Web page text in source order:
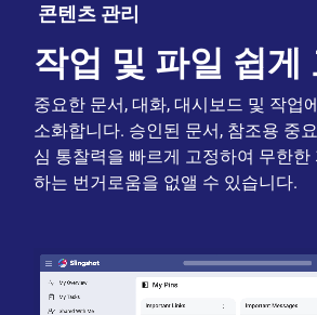
콘텐츠 관리
작업 및 파일 쉽게
중요한 문서, 대화, 대시보드 및 작업
소화합니다. 승인된 문서, 참조용 중
심 통찰력을 빠르게 고정하여 무한
하는 번거로움을 없앨 수 있습니다.